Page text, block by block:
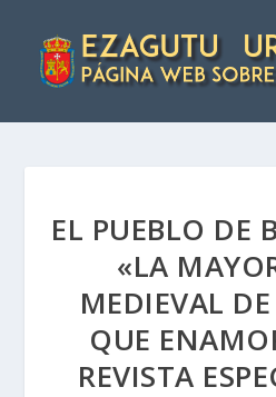
EL PUEBLO DE
«LA
MEDIEVAL
QUE
REVISTA